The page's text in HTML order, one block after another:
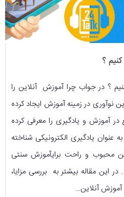
؟
؟ در جواب چرا آموزش آنلاین را
نوآوری در زمینه آموزش ایجاد کرده
آموزش و یادگیری را معرفی کرده
یادگیری الکترونیکی شناخته
محبوب و راحت برایآموزش سنتی
این مقاله بیشتر به بررسی مزایا،
آنلاین…